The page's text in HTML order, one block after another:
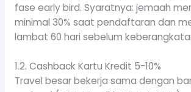
fase early bird. Syaratnya: jemaah
minimal 30% saat pendaftaran dan
lambat 60 hari sebelum
1.2. Cashback Kartu Kredit 5-10%
Travel besar bekerja sama dengan